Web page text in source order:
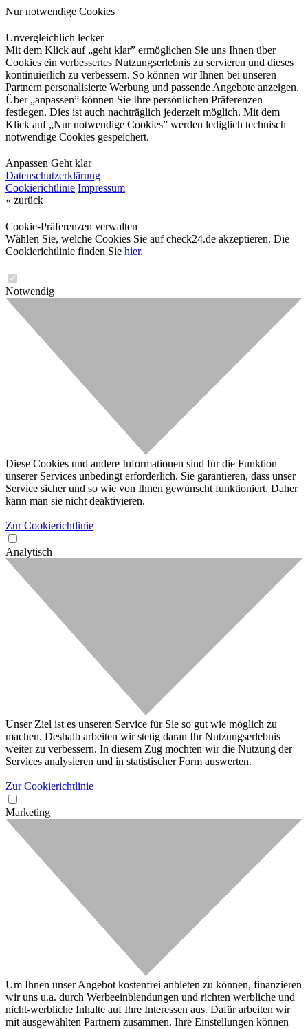
Nur notwendige Cookies
Unvergleichlich lecker
Mit dem Klick auf „geht klar” ermöglichen Sie uns Ihnen über
Cookies ein verbessertes Nutzungserlebnis zu servieren und dieses
kontinuierlich zu verbessern. So können wir Ihnen bei unseren
Partnern personalisierte Werbung und passende Angebote anzeigen.
Über „anpassen” können Sie Ihre persönlichen Präferenzen
festlegen. Dies ist auch nachträglich jederzeit möglich. Mit dem
Klick auf „Nur notwendige Cookies” werden lediglich technisch
notwendige Cookies gespeichert.
Anpassen Geht klar
Datenschutzerklärung
Cookierichtlinie Impressum
« zurück
Cookie-Präferenzen verwalten
Wählen Sie, welche Cookies Sie auf check24.de akzeptieren. Die
Cookierichtlinie finden Sie hier.
Notwendig
Diese Cookies und andere Informationen sind für die Funktion
unserer Services unbedingt erforderlich. Sie garantieren, dass unser
Service sicher und so wie von Ihnen gewünscht funktioniert. Daher
kann man sie nicht deaktivieren.
Zur Cookierichtlinie
Analytisch
Unser Ziel ist es unseren Service für Sie so gut wie möglich zu
machen. Deshalb arbeiten wir stetig daran Ihr Nutzungserlebnis
weiter zu verbessern. In diesem Zug möchten wir die Nutzung der
Services analysieren und in statistischer Form auswerten.
Zur Cookierichtlinie
Marketing
Um Ihnen unser Angebot kostenfrei anbieten zu können, finanzieren
wir uns u.a. durch Werbeeinblendungen und richten werbliche und
nicht-werbliche Inhalte auf Ihre Interessen aus. Dafür arbeiten wir
mit ausgewählten Partnern zusammen. Ihre Einstellungen können